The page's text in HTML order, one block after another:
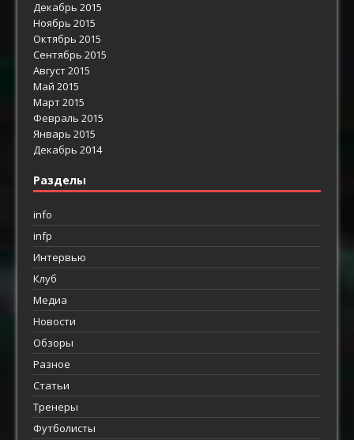
Декабрь 2015
Ноябрь 2015
Октябрь 2015
Сентябрь 2015
Август 2015
Май 2015
Март 2015
Февраль 2015
Январь 2015
Декабрь 2014
Разделы
info
infp
Интервью
Клуб
Медиа
Новости
Обзоры
Разное
Статьи
Тренеры
Футболисты